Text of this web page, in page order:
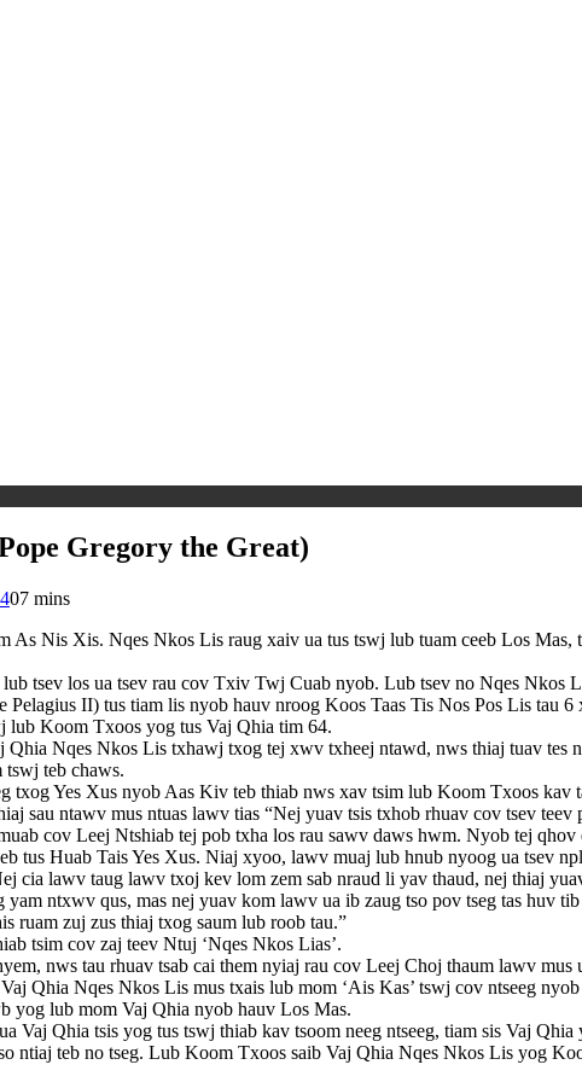
Gregory the Great)
07 mins
Nis Xis. Nqes Nkos Lis raug xaiv ua tus tswj lub tuam ceeb Los
tsev los ua tsev rau cov Txiv Twj Cuab nyob. Lub tsev no Nqes Nkos
II) tus tiam lis nyob hauv nroog Koos Taas Tis Nos Pos Lis tau
Koom Txoos yog tus Vaj Qhia tim 64.
Nqes Nkos Lis txhawj txog tej xwv txheej ntawd, nws thiaj tuav tes
tswj teb chaws.
Yes Xus nyob Aas Kiv teb thiab nws xav tsim lub Koom Txoos
sau ntawv mus ntuas lawv tias “Nej yuav tsis txhob rhuav cov tsev
cov Leej Ntshiab tej pob txha los rau sawv daws hwm. Nyob tej
tus Huab Tais Yes Xus. Niaj xyoo, lawv muaj lub hnub nyoog ua tsev
cia lawv taug lawv txoj kev lom zem sab nraud li yav thaud, nej thiaj
ntxwv qus, mas nej yuav kom lawv ua ib zaug tso pov tseg tas huv
ruam zuj zus thiaj txog saum lub roob tau.”
tsim cov zaj teev Ntuj ‘Nqes Nkos Lias’.
nws tau rhuav tsab cai them nyiaj rau cov Leej Choj thaum lawv
Qhia Nqes Nkos Lis mus txais lub mom ‘Ais Kas’ tswj cov ntseeg
yog lub mom Vaj Qhia nyob hauv Los Mas.
Vaj Qhia tsis yog tus tswj thiab kav tsoom neeg ntseeg, tiam sis Vaj
ntiaj teb no tseg. Lub Koom Txoos saib Vaj Qhia Nqes Nkos Lis yog